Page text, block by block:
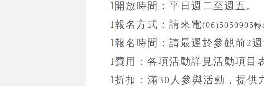
l 開放時間： 平日週二至週五。
l報名方式： 請來電(06)5050905轉
l報名 時間： 請最遲於參觀前2
l 費用：各項活動詳見活動項目
l折扣 ：滿30 人參與活動，提供